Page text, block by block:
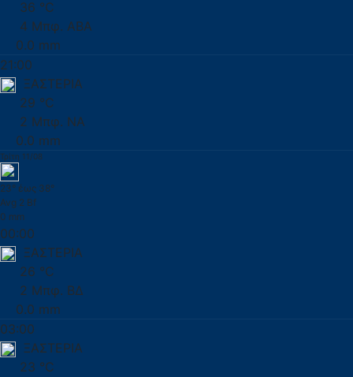
36 °C
4 Μπφ. ΑΒΑ
0.0 mm
21:00
ΞΑΣΤΕΡΙΑ
29 °C
2 Μπφ. ΝΑ
0.0 mm
Τρίτη 11/08
23° έως 38°
Avg 2 Bf
0 mm
00:00
ΞΑΣΤΕΡΙΑ
26 °C
2 Μπφ. ΒΔ
0.0 mm
03:00
ΞΑΣΤΕΡΙΑ
23 °C